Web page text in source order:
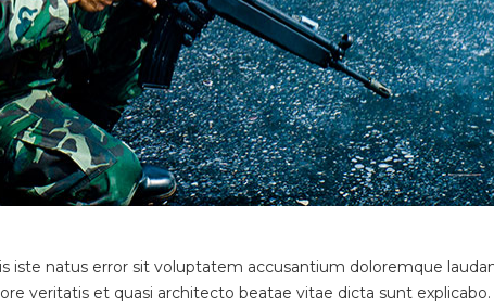
iste natus error sit voluptatem accusantium doloremque
veritatis et quasi architecto beatae vitae dicta sunt